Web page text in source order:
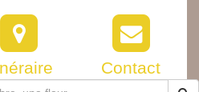
Contact